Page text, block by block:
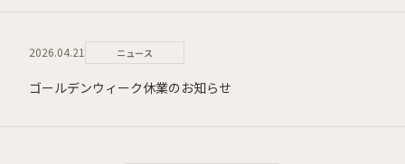
2026.04.21 ニュース
ゴールデンウィーク休業のお知らせ